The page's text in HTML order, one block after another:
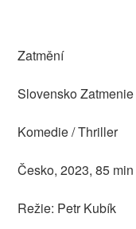
Zatmění
Slovensko Zatmenie
Komedie / Thriller
Česko, 2023, 85 min
Režie: Petr Kubík